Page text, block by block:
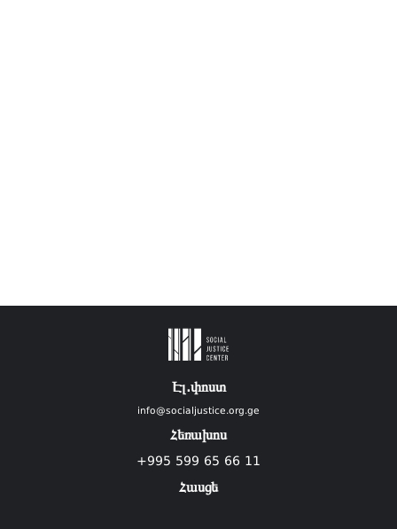
Էլ.փոստ
info@socialjustice.org.ge
Հեռախոս
+995 599 65 66 11
Հասցե